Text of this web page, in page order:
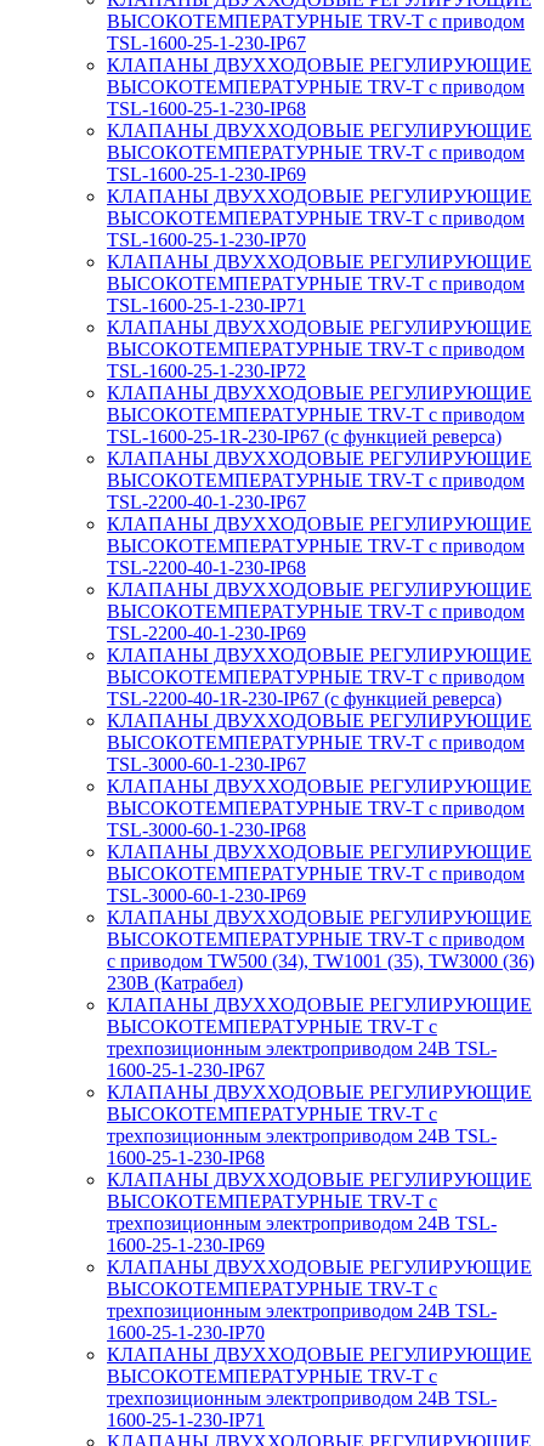
ВЫСОКОТЕМПЕРАТУРНЫЕ TRV-T с приводом
TSL-1600-25-1-230-IP67
КЛАПАНЫ ДВУХХОДОВЫЕ РЕГУЛИРУЮЩИЕ
ВЫСОКОТЕМПЕРАТУРНЫЕ TRV-T с приводом
TSL-1600-25-1-230-IP68
КЛАПАНЫ ДВУХХОДОВЫЕ РЕГУЛИРУЮЩИЕ
ВЫСОКОТЕМПЕРАТУРНЫЕ TRV-T с приводом
TSL-1600-25-1-230-IP69
КЛАПАНЫ ДВУХХОДОВЫЕ РЕГУЛИРУЮЩИЕ
ВЫСОКОТЕМПЕРАТУРНЫЕ TRV-T с приводом
TSL-1600-25-1-230-IP70
КЛАПАНЫ ДВУХХОДОВЫЕ РЕГУЛИРУЮЩИЕ
ВЫСОКОТЕМПЕРАТУРНЫЕ TRV-T с приводом
TSL-1600-25-1-230-IP71
КЛАПАНЫ ДВУХХОДОВЫЕ РЕГУЛИРУЮЩИЕ
ВЫСОКОТЕМПЕРАТУРНЫЕ TRV-T с приводом
TSL-1600-25-1-230-IP72
КЛАПАНЫ ДВУХХОДОВЫЕ РЕГУЛИРУЮЩИЕ
ВЫСОКОТЕМПЕРАТУРНЫЕ TRV-T с приводом
TSL-1600-25-1R-230-IP67 (с функцией реверса)
КЛАПАНЫ ДВУХХОДОВЫЕ РЕГУЛИРУЮЩИЕ
ВЫСОКОТЕМПЕРАТУРНЫЕ TRV-T с приводом
TSL-2200-40-1-230-IP67
КЛАПАНЫ ДВУХХОДОВЫЕ РЕГУЛИРУЮЩИЕ
ВЫСОКОТЕМПЕРАТУРНЫЕ TRV-T с приводом
TSL-2200-40-1-230-IP68
КЛАПАНЫ ДВУХХОДОВЫЕ РЕГУЛИРУЮЩИЕ
ВЫСОКОТЕМПЕРАТУРНЫЕ TRV-T с приводом
TSL-2200-40-1-230-IP69
КЛАПАНЫ ДВУХХОДОВЫЕ РЕГУЛИРУЮЩИЕ
ВЫСОКОТЕМПЕРАТУРНЫЕ TRV-T с приводом
TSL-2200-40-1R-230-IP67 (с функцией реверса)
КЛАПАНЫ ДВУХХОДОВЫЕ РЕГУЛИРУЮЩИЕ
ВЫСОКОТЕМПЕРАТУРНЫЕ TRV-T с приводом
TSL-3000-60-1-230-IP67
КЛАПАНЫ ДВУХХОДОВЫЕ РЕГУЛИРУЮЩИЕ
ВЫСОКОТЕМПЕРАТУРНЫЕ TRV-T с приводом
TSL-3000-60-1-230-IP68
КЛАПАНЫ ДВУХХОДОВЫЕ РЕГУЛИРУЮЩИЕ
ВЫСОКОТЕМПЕРАТУРНЫЕ TRV-T с приводом
TSL-3000-60-1-230-IP69
КЛАПАНЫ ДВУХХОДОВЫЕ РЕГУЛИРУЮЩИЕ
ВЫСОКОТЕМПЕРАТУРНЫЕ TRV-T с приводом
с приводом TW500 (34), TW1001 (35), TW3000 (36)
230В (Катрабел)
КЛАПАНЫ ДВУХХОДОВЫЕ РЕГУЛИРУЮЩИЕ
ВЫСОКОТЕМПЕРАТУРНЫЕ TRV-T с
трехпозиционным электроприводом 24В TSL-
1600-25-1-230-IP67
КЛАПАНЫ ДВУХХОДОВЫЕ РЕГУЛИРУЮЩИЕ
ВЫСОКОТЕМПЕРАТУРНЫЕ TRV-T с
трехпозиционным электроприводом 24В TSL-
1600-25-1-230-IP68
КЛАПАНЫ ДВУХХОДОВЫЕ РЕГУЛИРУЮЩИЕ
ВЫСОКОТЕМПЕРАТУРНЫЕ TRV-T с
трехпозиционным электроприводом 24В TSL-
1600-25-1-230-IP69
КЛАПАНЫ ДВУХХОДОВЫЕ РЕГУЛИРУЮЩИЕ
ВЫСОКОТЕМПЕРАТУРНЫЕ TRV-T с
трехпозиционным электроприводом 24В TSL-
1600-25-1-230-IP70
КЛАПАНЫ ДВУХХОДОВЫЕ РЕГУЛИРУЮЩИЕ
ВЫСОКОТЕМПЕРАТУРНЫЕ TRV-T с
трехпозиционным электроприводом 24В TSL-
1600-25-1-230-IP71
КЛАПАНЫ ДВУХХОДОВЫЕ РЕГУЛИРУЮЩИЕ